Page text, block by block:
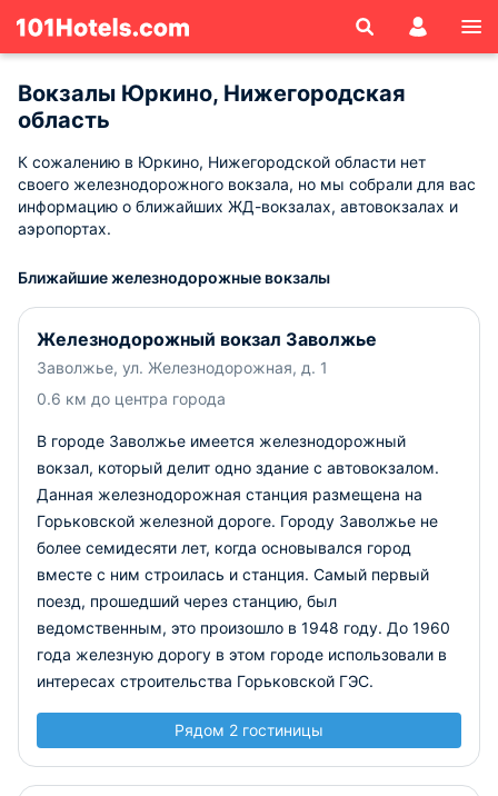
Вокзалы Юркино, Нижегородская
область
К сожалению в Юркино, Нижегородской области нет
своего железнодорожного вокзала, но мы собрали для вас
информацию о ближайших ЖД-вокзалах, автовокзалах и
аэропортах.
Ближайшие железнодорожные вокзалы
Железнодорожный вокзал Заволжье
Заволжье, ул. Железнодорожная, д. 1
0.6 км до центра города
В городе Заволжье имеется железнодорожный
вокзал, который делит одно здание с автовокзалом.
Данная железнодорожная станция размещена на
Горьковской железной дороге. Городу Заволжье не
более семидесяти лет, когда основывался город
вместе с ним строилась и станция. Самый первый
поезд, прошедший через станцию, был
ведомственным, это произошло в 1948 году. До 1960
года железную дорогу в этом городе использовали в
интересах строительства Горьковской ГЭС.
Рядом 2 гостиницы